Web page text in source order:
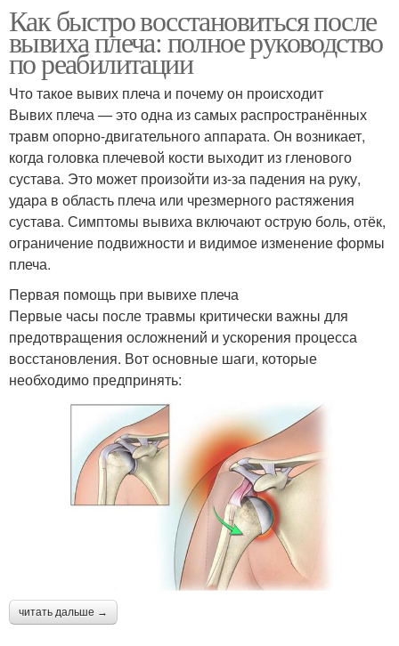
Как быстро восстановиться после
вывиха плеча: полное руководство
по реабилитации
Что такое вывих плеча и почему он происходит
Вывих плеча — это одна из самых распространённых
травм опорно-двигательного аппарата. Он возникает,
когда головка плечевой кости выходит из гленового
сустава. Это может произойти из-за падения на руку,
удара в область плеча или чрезмерного растяжения
сустава. Симптомы вывиха включают острую боль, отёк,
ограничение подвижности и видимое изменение формы
плеча.
Первая помощь при вывихе плеча
Первые часы после травмы критически важны для
предотвращения осложнений и ускорения процесса
восстановления. Вот основные шаги, которые
необходимо предпринять:
читать дальше →